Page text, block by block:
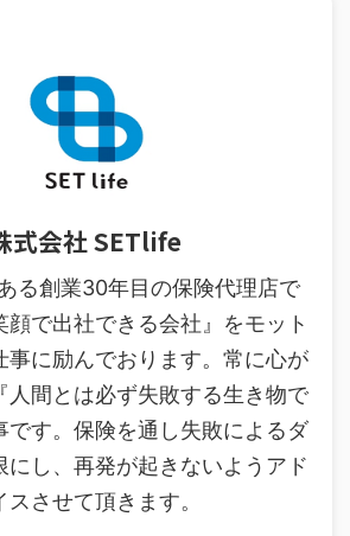
式会社 SETlife
る創業30年目の保険代理店で
顔で出社できる会社』をモット
事に励んでおります。常に心が
人間とは必ず失敗する生き物で
です。保険を通し失敗によるダ
にし、再発が起きないようアド
スさせて頂きます。